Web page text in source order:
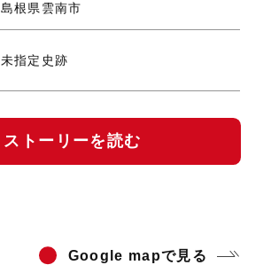
島根県雲南市
未指定史跡
ストーリーを読む
Google mapで見る